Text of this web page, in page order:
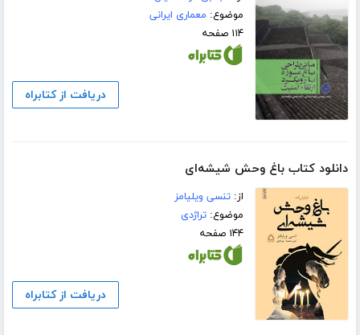
موضوع: معماری ایرانی
۱۱۴ صفحه
دریافت از کتابراه
دانلود کتاب باغ وحش شیشه‌ای
از:تنسی ویلیامز
موضوع:تراژدی
۱۴۴ صفحه
دریافت از کتابراه